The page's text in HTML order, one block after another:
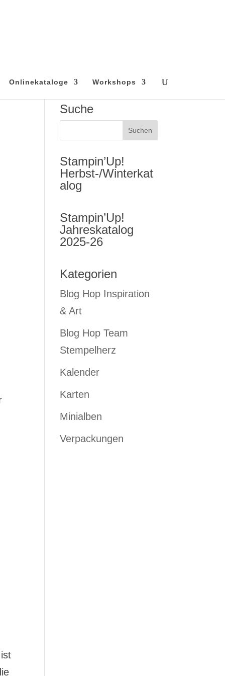
Onlinekataloge Workshops
Suche
Stampin’Up!
Herbst-/Winterkat
alog
Stampin’Up!
Jahreskatalog
2025-26
Kategorien
Blog Hop Inspiration
& Art
Blog Hop Team
Stempelherz
Kalender
Karten
Minialben
Verpackungen